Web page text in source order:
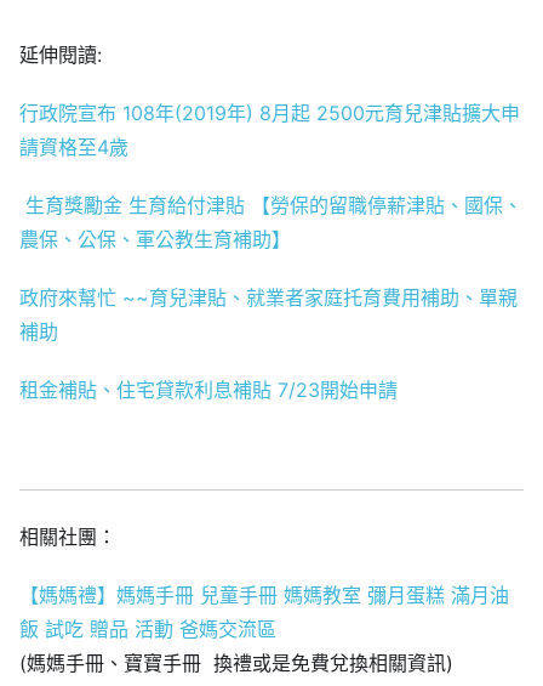
延伸閱讀:
行政院宣布 108年(2019年) 8月起 2500元育兒津貼擴大申
請資格至4歲
生育獎勵金 生育給付津貼 【勞保的留職停薪津貼、國保、
農保、公保、軍公教生育補助】
政府來幫忙 ~~育兒津貼、就業者家庭托育費用補助、單親
補助
租金補貼、住宅貸款利息補貼 7/23開始申請
相關社團：
【媽媽禮】媽媽手冊 兒童手冊 媽媽教室 彌月蛋糕 滿月油
飯 試吃 贈品 活動 爸媽交流區
(媽媽手冊、寶寶手冊 換禮或是免費兌換相關資訊)